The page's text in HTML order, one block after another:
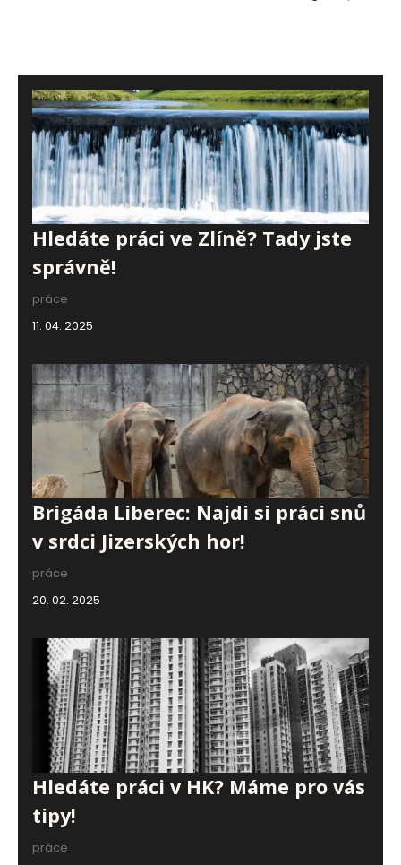
Hledáte práci ve Zlíně? Tady jste
správně!
práce
11. 04. 2025
Brigáda Liberec: Najdi si práci snů
v srdci Jizerských hor!
práce
20. 02. 2025
Hledáte práci v HK? Máme pro vás
tipy!
práce